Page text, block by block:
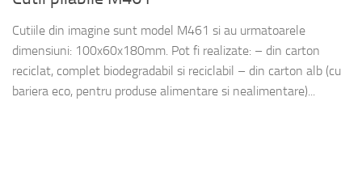
Cutiile din imagine sunt model M461 si au urmatoarele
dimensiuni: 100x60x180mm. Pot fi realizate: – din carton
reciclat, complet biodegradabil si reciclabil – din carton alb (cu
bariera eco, pentru produse alimentare si nealimentare)...